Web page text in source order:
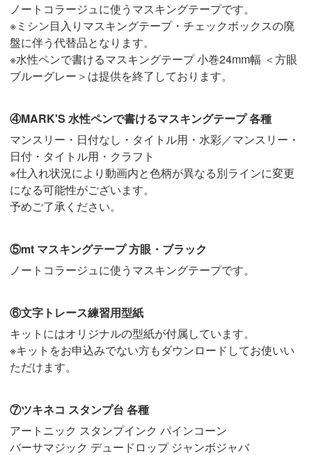
ノートコラージュに使うマスキングテープです。
※ミシン目入りマスキングテープ・チェックボックスの廃
盤に伴う代替品となります。
※水性ペンで書けるマスキングテープ 小巻24mm幅 ＜方眼
ブルーグレー＞は提供を終了しております。
④MARK'S 水性ペンで書けるマスキングテープ 各種
マンスリー・日付なし・タイトル用・水彩／マンスリー・
日付・タイトル用・クラフト
※仕入れ状況により動画内と色柄が異なる別ラインに変更
になる可能性がございます。
予めご了承ください。
⑤mt マスキングテープ 方眼・ブラック
ノートコラージュに使うマスキングテープです。
⑥文字トレース練習用型紙
キットにはオリジナルの型紙が付属しています。
※キットをお申込みでない方もダウンロードしてお使いい
ただけます。
⑦ツキネコ スタンプ台 各種
アートニック スタンプインク パインコーン
バーサマジック デュードロップ ジャンボジャバ